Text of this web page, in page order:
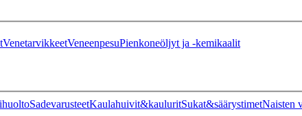
VenetarvikkeetVeneenpesuPienkoneöljyt ja -kemikaalit
SadevarusteetKaulahuivit&kauluritSukat&säärystimetNaisten